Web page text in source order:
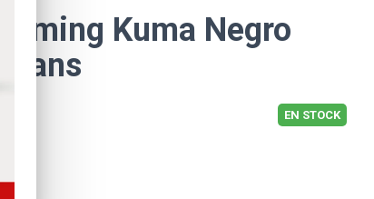
Kuma Negro
Fans
EN STOCK